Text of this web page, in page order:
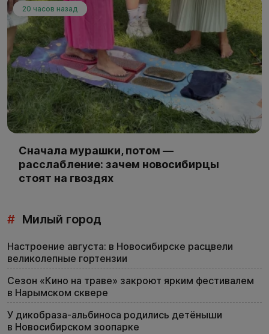
20 часов назад
Сначала мурашки, потом —
расслабление: зачем новосибирцы
стоят на гвоздях
# Милый город
Настроение августа: в Новосибирске расцвели
великолепные гортензии
Сезон «Кино на траве» закроют ярким фестивалем
в Нарымском сквере
У дикобраза-альбиноса родились детёныши
в Новосибирском зоопарке